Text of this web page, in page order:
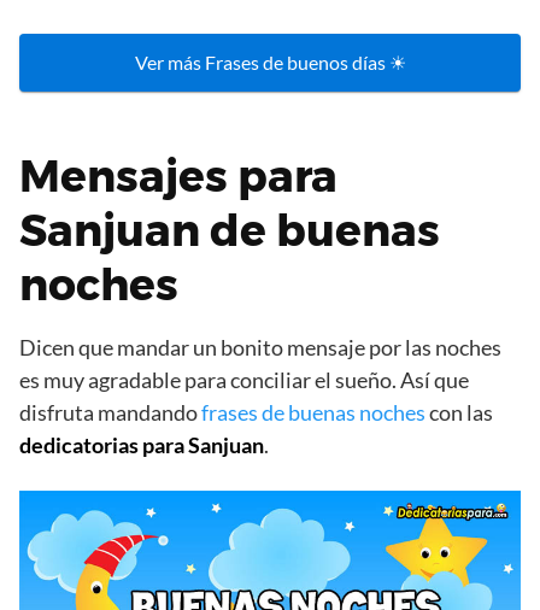
Ver más Frases de buenos días ☀
Mensajes para
Sanjuan de buenas
noches
Dicen que mandar un bonito mensaje por las noches
es muy agradable para conciliar el sueño. Así que
disfruta mandandofrases de buenas nochescon las
dedicatorias para Sanjuan.